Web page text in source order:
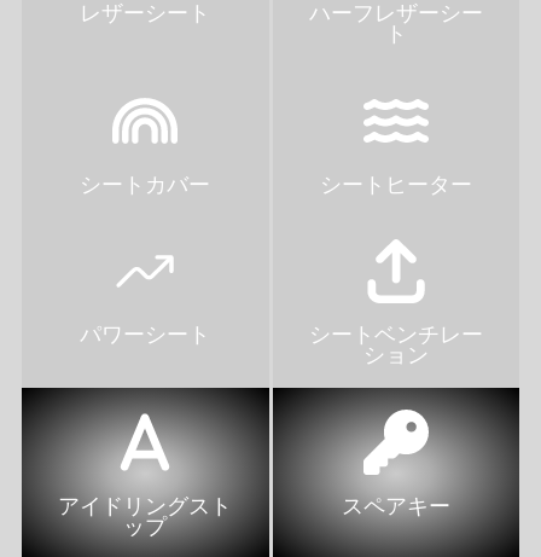
レザーシート
ハーフレザーシー
ト
シートカバー シートヒーター
パワーシート
シートベンチレー
ション
アイドリングスト
ップ
スペアキー